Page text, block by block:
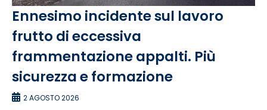
Ennesimo incidente sul lavoro
frutto di eccessiva
frammentazione appalti. Più
sicurezza e formazione
2 AGOSTO 2026